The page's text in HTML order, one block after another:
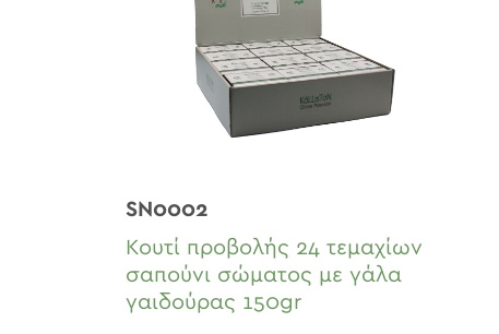
SN0002
Κουτί προβολής 24 τεμαχίων
σαπούνι σώματος με γάλα
γαιδούρας 150gr